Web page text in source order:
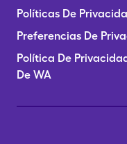
Políticas De
Preferencias De
Política De
De WA